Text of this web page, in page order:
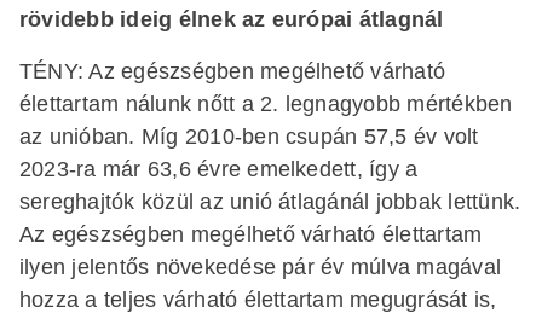
rövidebb ideig élnek az európai átlagnál
TÉNY: Az egészségben megélhető várható
élettartam nálunk nőtt a 2. legnagyobb mértékben
az unióban. Míg 2010-ben csupán 57,5 év volt
2023-ra már 63,6 évre emelkedett, így a
sereghajtók közül az unió átlagánál jobbak lettünk.
Az egészségben megélhető várható élettartam
ilyen jelentős növekedése pár év múlva magával
hozza a teljes várható élettartam megugrását is,